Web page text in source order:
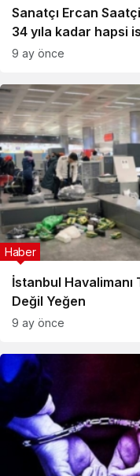
Sanatçı Ercan
34 yıla kadar hapsi
9 ay önce
İstanbul Havalimanı
Değil Yeğen
Haber
9 ay önce